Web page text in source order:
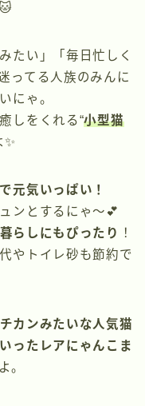
たい」「毎日忙しく
ってる人族のみんに
にゃ。
しをくれる“小型猫
元気いっぱい！
ンとするにゃ〜💕
らしにもぴったり
！
やトイレ砂も節約で
カンみたいな人気猫
ったレアにゃんこま
。